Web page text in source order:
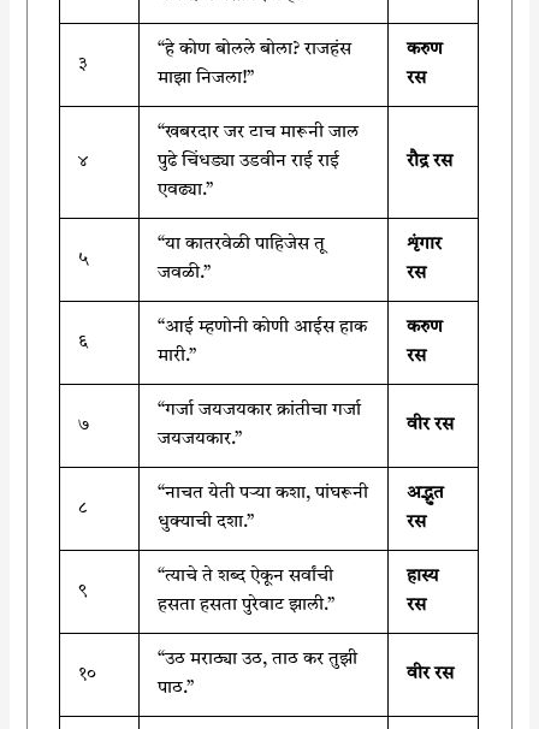
३
“हे कोण बोलले बोला? राजहंस
माझा निजला!”
करुण
रस
४
“खबरदार जर टाच मारूनी जाल
पुढे चिंधड्या उडवीन राई राई
एवढ्या.”
रौद्र रस
५
“या कातरवेळी पाहिजेस तू
जवळी.”
शृंगार
रस
६
“आई म्हणोनी कोणी आईस हाक
मारी.”
करुण
रस
७
“गर्जा जयजयकार क्रांतीचा गर्जा
जयजयकार.”
वीर रस
८
“नाचत येती पऱ्या कशा, पांघरूनी
धुक्याची दशा.”
अद्भुत
रस
९
“त्याचे ते शब्द ऐकून सर्वांची
हसता हसता पुरेवाट झाली.”
हास्य
रस
१०
“उठ मराठ्या उठ, ताठ कर तुझी
पाठ.”
वीर रस